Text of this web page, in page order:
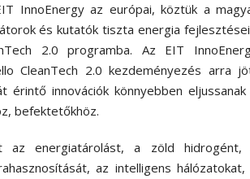
InnoEnergy az európai, köztük a
és kutatók tiszta energia
2.0 programba. Az EIT
CleanTech 2.0 kezdeményezés arra
innovációk könnyebben eljussanak
befektetőkhöz.
az energiatárolást, a zöld hidrogént,
az intelligens hálózatokat,